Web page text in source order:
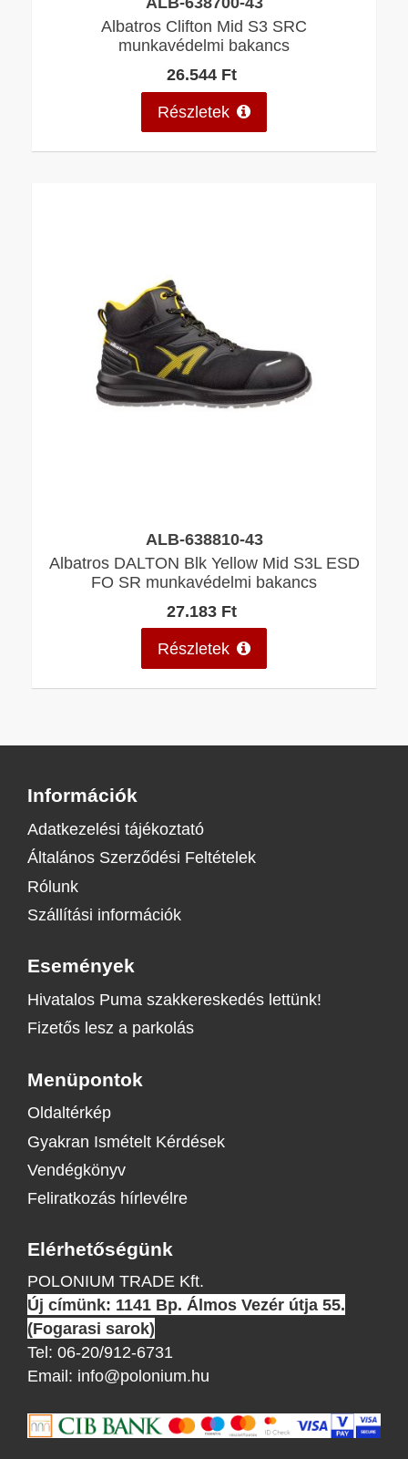
Albatros Clifton Mid S3 SRC
munkavédelmi bakancs
26.544 Ft
Részletek
ALB-638810-43
Albatros DALTON Blk Yellow Mid S3L ESD
FO SR munkavédelmi bakancs
27.183 Ft
Részletek
Információk
Adatkezelési tájékoztató
Általános Szerződési Feltételek
Rólunk
Szállítási információk
Események
Hivatalos Puma szakkereskedés lettünk!
Fizetős lesz a parkolás
Menüpontok
Oldaltérkép
Gyakran Ismételt Kérdések
Vendégkönyv
Feliratkozás hírlevélre
Elérhetőségünk
POLONIUM TRADE Kft.
Új címünk: 1141 Bp. Álmos Vezér útja 55.
(Fogarasi sarok)
Tel: 06-20/912-6731
Email: info@polonium.hu